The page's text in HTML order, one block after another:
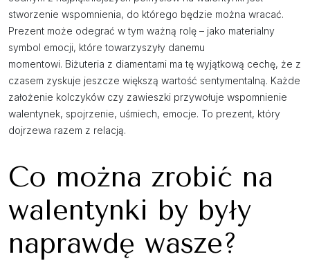
stworzenie wspomnienia, do którego będzie można wracać.
Prezent może odegrać w tym ważną rolę – jako materialny
symbol emocji, które towarzyszyły danemu
momentowi. Biżuteria z diamentami ma tę wyjątkową cechę, że z
czasem zyskuje jeszcze większą wartość sentymentalną. Każde
założenie kolczyków czy zawieszki przywołuje wspomnienie
walentynek, spojrzenie, uśmiech, emocje. To prezent, który
dojrzewa razem z relacją.
Co można zrobić na
walentynki by były
naprawdę wasze?